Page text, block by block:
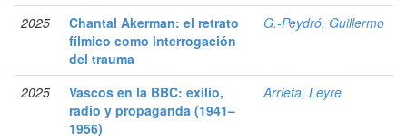
2025
Chantal Akerman: el retrato
fílmico como interrogación
del trauma
G.-Peydró, Guillermo
2025
Vascos en la BBC: exilio,
radio y propaganda (1941–
1956)
Arrieta, Leyre